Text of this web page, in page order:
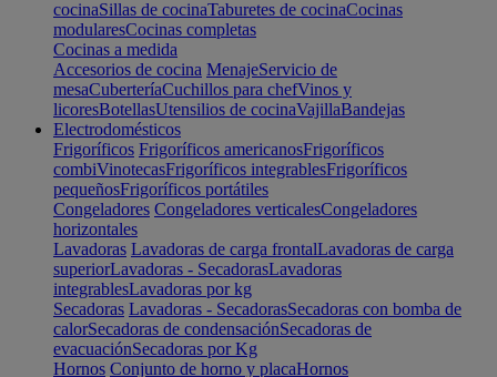
cocinaSillas de cocinaTaburetes de cocinaCocinas
modularesCocinas completas
Cocinas a medida
Accesorios de cocina MenajeServicio de
mesaCuberteríaCuchillos para chefVinos y
licoresBotellasUtensilios de cocinaVajillaBandejas
Electrodomésticos
Frigoríficos Frigoríficos americanosFrigoríficos
combiVinotecasFrigoríficos integrablesFrigoríficos
pequeñosFrigoríficos portátiles
Congeladores Congeladores verticalesCongeladores
horizontales
Lavadoras Lavadoras de carga frontalLavadoras de carga
superiorLavadoras - SecadorasLavadoras
integrablesLavadoras por kg
Secadoras Lavadoras - SecadorasSecadoras con bomba de
calorSecadoras de condensaciónSecadoras de
evacuaciónSecadoras por Kg
Hornos Conjunto de horno y placaHornos